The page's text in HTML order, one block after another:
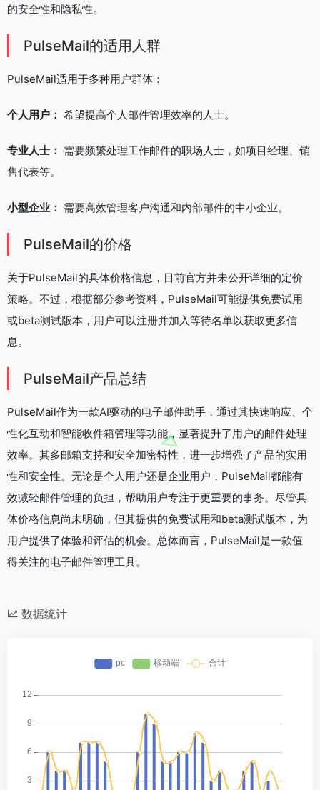
的安全性和隐私性。
PulseMail的适用人群
PulseMail适用于多种用户群体：
个人用户： 希望提高个人邮件管理效率的人士。
专业人士： 需要频繁处理工作邮件的职场人士，如项目经理、销
售代表等。
小型企业： 需要高效管理客户沟通和内部邮件的中小企业。
PulseMail的价格
关于PulseMail的具体价格信息，目前官方并未公开详细的定价
策略。不过，根据部分参考资料，PulseMail可能提供免费试用
或beta测试版本，用户可以注册并加入等待名单以获取更多信
息。
PulseMail产品总结
PulseMail作为一款AI驱动的电子邮件助手，通过其快速响应、个
性化互动和智能收件箱管理等功能，显著提升了用户的邮件处理
效率。其多邮箱支持和安全加密特性，进一步增强了产品的实用
性和安全性。无论是个人用户还是企业用户，PulseMail都能有
效减轻邮件管理的负担，帮助用户专注于更重要的事务。尽管具
体价格信息尚未明确，但其提供的免费试用和beta测试版本，为
用户提供了体验和评估的机会。总体而言，PulseMail是一款值
得关注的电子邮件管理工具。
数据统计